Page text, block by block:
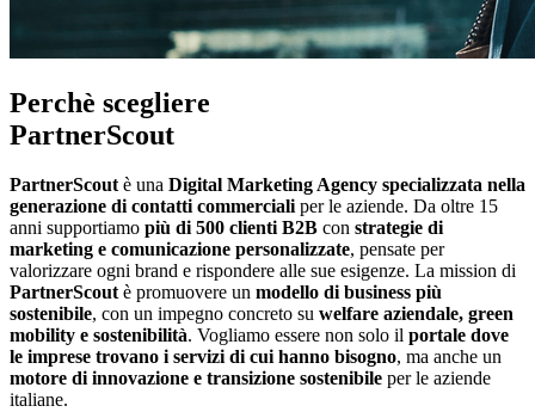
Perchè scegliere
PartnerScout
PartnerScoutè una Digital Marketing Agency specializzata nella
generazione di contatti commercialiper le aziende. Da oltre 15
anni supportiamo più di 500 clienti B2B con strategie di
marketing e comunicazione personalizzate, pensate per
valorizzare ogni brand e rispondere alle sue esigenze. La mission di
PartnerScoutè promuovere un modello di business più
sostenibile, con un impegno concreto su welfare aziendale, green
mobility e sostenibilità. Vogliamo essere non solo il portale dove
le imprese trovano i servizi di cui hanno bisogno, ma anche un
motore di innovazione e transizione sostenibile per le aziende
italiane.